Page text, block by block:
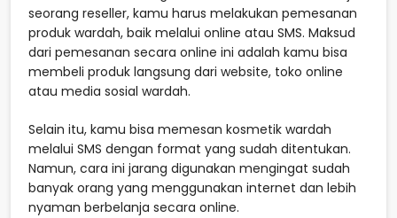
seorang reseller, kamu harus melakukan pemesanan
produk wardah, baik melalui online atau SMS. Maksud
dari pemesanan secara online ini adalah kamu bisa
membeli produk langsung dari website, toko online
atau media sosial wardah.
Selain itu, kamu bisa memesan kosmetik wardah
melalui SMS dengan format yang sudah ditentukan.
Namun, cara ini jarang digunakan mengingat sudah
banyak orang yang menggunakan internet dan lebih
nyaman berbelanja secara online.